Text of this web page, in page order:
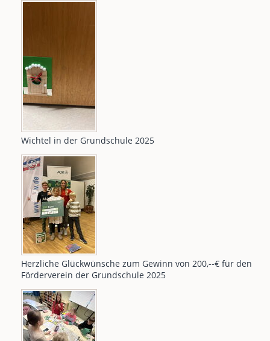
Wichtel in der Grundschule 2025
Herzliche Glückwünsche zum Gewinn von 200,--€ für den
Förderverein der Grundschule 2025